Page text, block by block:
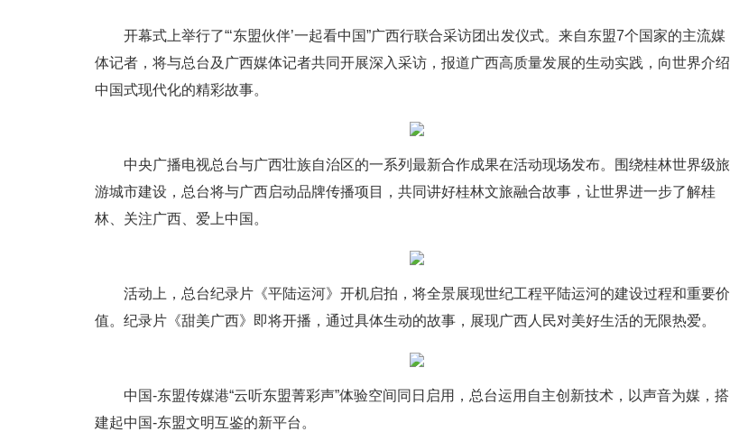
开幕式上举行了“‘东盟伙伴’一起看中国”广西行联合采访团出发仪式。来自东盟7个国家的主流媒
体记者，将与总台及广西媒体记者共同开展深入采访，报道广西高质量发展的生动实践，向世界介绍
中国式现代化的精彩故事。
中央广播电视总台与广西壮族自治区的一系列最新合作成果在活动现场发布。围绕桂林世界级旅
游城市建设，总台将与广西启动品牌传播项目，共同讲好桂林文旅融合故事，让世界进一步了解桂
林、关注广西、爱上中国。
活动上，总台纪录片《平陆运河》开机启拍，将全景展现世纪工程平陆运河的建设过程和重要价
值。纪录片《甜美广西》即将开播，通过具体生动的故事，展现广西人民对美好生活的无限热爱。
中国-东盟传媒港“云听东盟菁彩声”体验空间同日启用，总台运用自主创新技术，以声音为媒，搭
建起中国-东盟文明互鉴的新平台。